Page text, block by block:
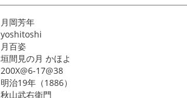
月岡芳年
yoshitoshi
月百姿
垣間見の月 かほよ
200X@6-17@38
明治19年（1886）
秋山武右衛門